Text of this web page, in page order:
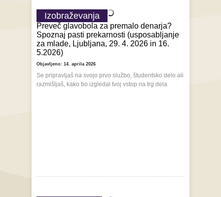
Izobraževanja
Preveč glavobola za premalo denarja?
Spoznaj pasti prekarnosti (usposabljanje
za mlade, Ljubljana, 29. 4. 2026 in 16.
5.2026)
Objavljeno: 14. aprila 2026
Se pripravljaš na svojo prvo službo, študentsko delo ali
razmišljaš, kako bo izgledal tvoj vstop na trg dela